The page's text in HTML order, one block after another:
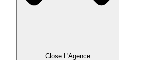
Close L'Agence